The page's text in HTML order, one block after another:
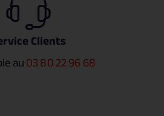
Clients
au03 80 22 96 68